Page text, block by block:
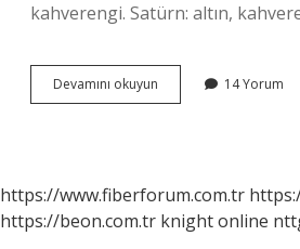
kahverengi. Satürn: altın,
Devamını okuyun
Gezegen
14 Yorum
https://www.fiberforum.com.tr
https://beon.com.tr knight online